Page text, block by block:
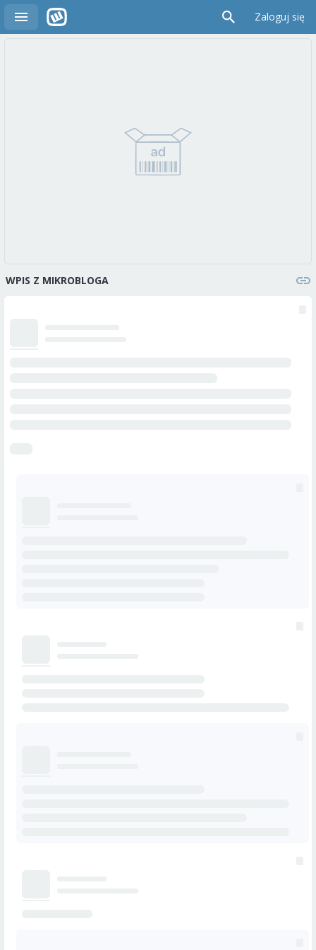
Zaloguj się
WPIS Z MIKROBLOGA